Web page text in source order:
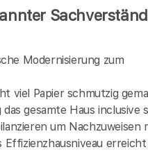
Modernisierung zum
viel Papier schmutzig
gesamte Haus inclusive
um Nachzuweisen